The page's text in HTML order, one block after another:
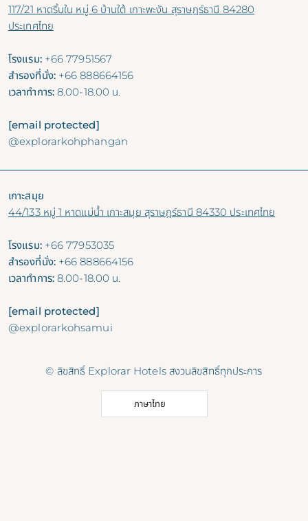
117/21 หาดริ้นใน หมู่ 6 บ้านใต้ เกาะพะงัน สุราษฎร์ธานี 84280
ประเทศไทย
โรงแรม: +66 77951567
สำรองที่นั่ง: +66 888664156
เวลาทำการ:8.00-18.00 น.
[email protected]
@explorarkohphangan
เกาะสมุย
44/133 หมู่ 1 หาดแม่น้ำ เกาะสมุย สุราษฎร์ธานี 84330 ประเทศไทย
โรงแรม: +66 77953035
สำรองที่นั่ง: +66 888664156
เวลาทำการ:8.00-18.00 น.
[email protected]
@explorarkohsamui
© ลิขสิทธิ์ Explorar Hotels สงวนลิขสิทธิ์ทุกประการ
ภาษาไทย